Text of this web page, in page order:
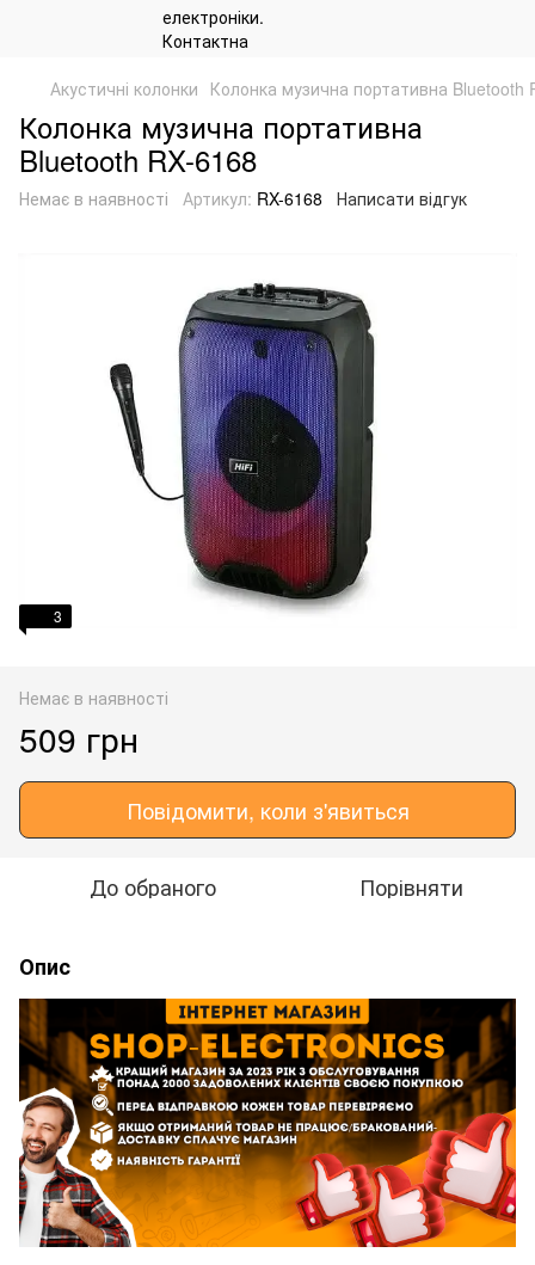
Акустичні колонки Колонка музична портативна Bluetooth
Колонка музична портативна
Bluetooth RX-6168
Немає в наявності Артикул: RX-6168 Написати відгук
3
Немає в наявності
509 грн
Повідомити, коли з'явиться
До обраного Порівняти
Опис